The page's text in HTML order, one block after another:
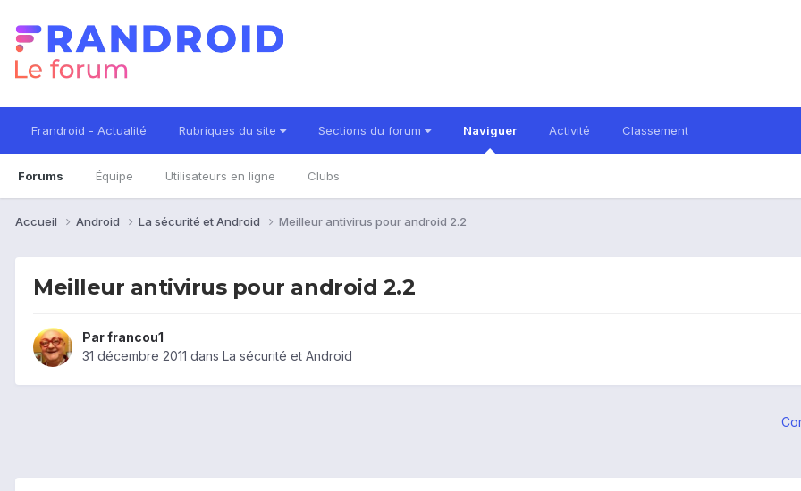
Frandroid - Actualité Rubriques du site Sections du forum Naviguer
Forums Équipe Utilisateurs en ligne Clubs
Activité Classement
Accueil Android La sécurité et Android Meilleur antivirus pour android 2.2
Meilleur antivirus pour android 2.2
Parfrancou1
31 décembre 2011 dans La sécurité et Android